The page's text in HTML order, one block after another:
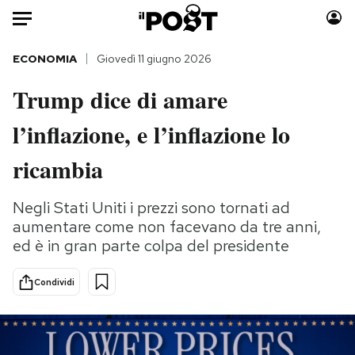
Auto
HOME
Italia
Politica
Tecnologia
Internet
Scienza
Cultura
Economia
Sport
Moda
Storie/Idee
Ok Boomer!
Media
Mondiali calcio 2026
ECONOMIA Giovedì 11 giugno 2026
Trump dice di amare
l’inflazione, e l’inflazione lo
ricambia
Negli Stati Uniti i prezzi sono tornati ad
aumentare come non facevano da tre anni,
ed è in gran parte colpa del presidente
Condividi